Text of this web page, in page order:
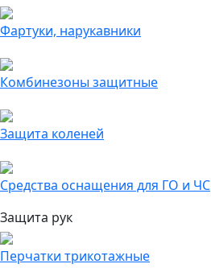
Фартуки, нарукавники
Комбинезоны защитные
Защита коленей
Средства оснащения для ГО и ЧС
Защита рук
Перчатки трикотажные